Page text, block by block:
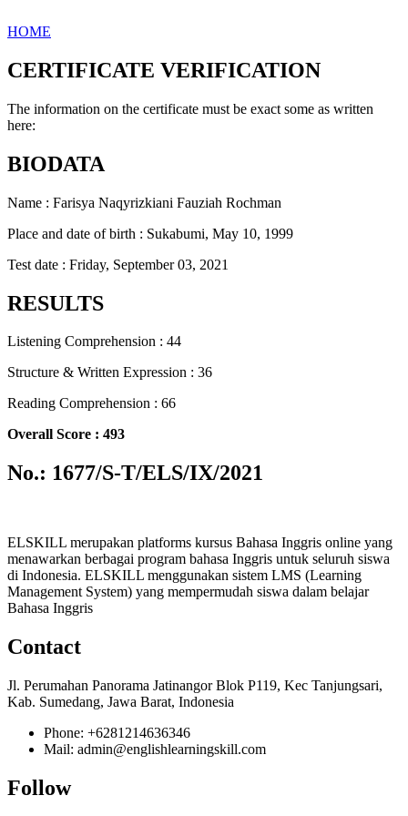
HOME
CERTIFICATE VERIFICATION
The information on the certificate must be exact some as written
here:
BIODATA
Name : Farisya Naqyrizkiani Fauziah Rochman
Place and date of birth : Sukabumi, May 10, 1999
Test date : Friday, September 03, 2021
RESULTS
Listening Comprehension : 44
Structure & Written Expression : 36
Reading Comprehension : 66
Overall Score : 493
No.: 1677/S-T/ELS/IX/2021
ELSKILL merupakan platforms kursus Bahasa Inggris online yang
menawarkan berbagai program bahasa Inggris untuk seluruh siswa
di Indonesia. ELSKILL menggunakan sistem LMS (Learning
Management System) yang mempermudah siswa dalam belajar
Bahasa Inggris
Contact
Jl. Perumahan Panorama Jatinangor Blok P119, Kec Tanjungsari,
Kab. Sumedang, Jawa Barat, Indonesia
Phone: +6281214636346
Mail: admin@englishlearningskill.com
Follow